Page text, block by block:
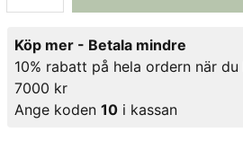
Köp mer - Betala mindre
10% rabatt på hela ordern när
7000 kr
Ange koden 10 i kassan